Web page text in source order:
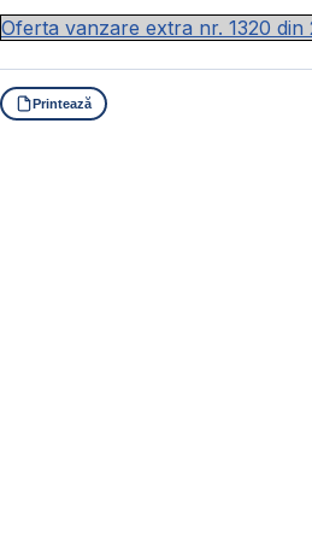
Oferta vanzare extra nr. 1320 din
Printează